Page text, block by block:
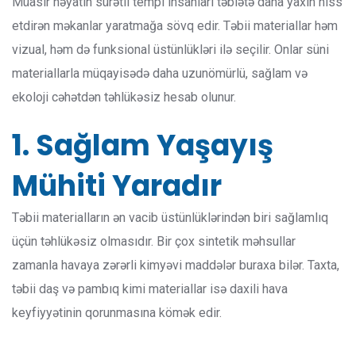
etdirən məkanlar yaratmağa sövq edir. Təbii materiallar həm
vizual, həm də funksional üstünlükləri ilə seçilir. Onlar süni
materiallarla müqayisədə daha uzunömürlü, sağlam və
ekoloji cəhətdən təhlükəsiz hesab olunur.
1. Sağlam Yaşayış
Mühiti Yaradır
Təbii materialların ən vacib üstünlüklərindən biri sağlamlıq
üçün təhlükəsiz olmasıdır. Bir çox sintetik məhsullar
zamanla havaya zərərli kimyəvi maddələr buraxa bilər. Taxta,
təbii daş və pambıq kimi materiallar isə daxili hava
keyfiyyətinin qorunmasına kömək edir.